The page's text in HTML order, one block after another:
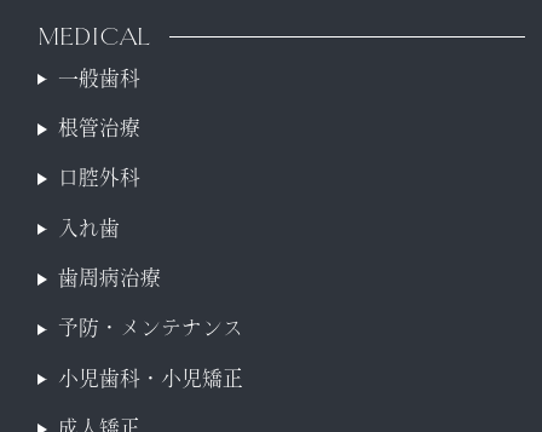
MEDICAL
一般歯科
根管治療
口腔外科
入れ歯
歯周病治療
予防・メンテナンス
小児歯科・小児矯正